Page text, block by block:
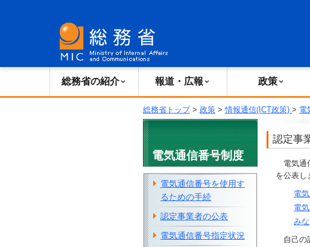
総務省の紹介 報道・広報 政策
総務省トップ> 政策 >情報通信(ICT政策) > 電
認定事
電気通
を公表し
電
電
み
自己の
電気通信番号制度
電気通信番号を使用す
るための手続
認定事業者の公表
電気通信番号指定状況